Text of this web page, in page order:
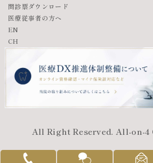
問診票ダウンロード
医療従事者の方へ
EN
CH
All Right Reserved. All-on-4